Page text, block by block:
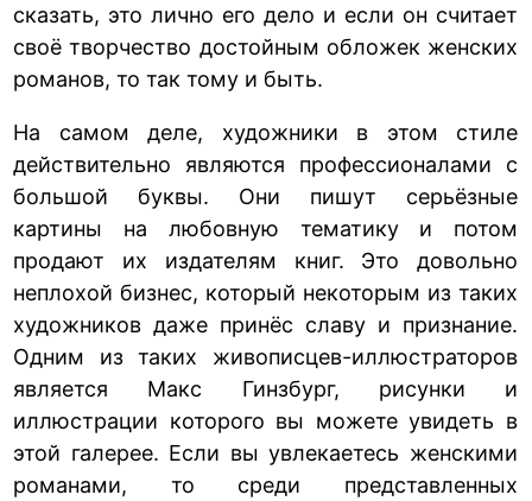
сказать, это лично его дело и если он считает
своё творчество достойным обложек женских
романов, то так тому и быть.
На самом деле, художники в этом стиле
действительно являются профессионалами с
большой буквы. Они пишут серьёзные
картины на любовную тематику и потом
продают их издателям книг. Это довольно
неплохой бизнес, который некоторым из таких
художников даже принёс славу и признание.
Одним из таких живописцев-иллюстраторов
является Макс Гинзбург, рисунки и
иллюстрации которого вы можете увидеть в
этой галерее. Если вы увлекаетесь женскими
романами, то среди представленных